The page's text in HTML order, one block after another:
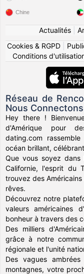
Chine
Actualités|
Cookies & RGPD
Conditions
Réseau de
Nous Connectons
Hey there !
d'Amérique pour
dating.com
océan brillant,
Que vous soyez
Californie, l'esprit du
trouvez des
rêves.
Découvrez notre
valeurs américaines
bonheur à travers des
Des milliers
grâce à notre
régionale et l'unité
Des vagues
montagnes, votre